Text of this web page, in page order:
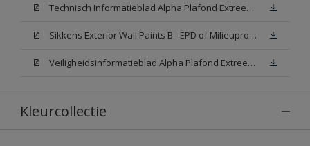
Technisch Informatieblad Alpha Plafond Extreem Mat (PDF)
Sikkens Exterior Wall Paints B - EPD of Milieuproductverklaring
Veiligheidsinformatieblad Alpha Plafond Extreem Mat White W05 (MSDS)
Kleurcollectie